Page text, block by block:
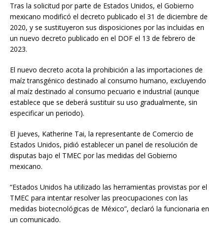
Tras la solicitud por parte de Estados Unidos, el Gobierno
mexicano modificó el decreto publicado el 31 de diciembre de
2020, y se sustituyeron sus disposiciones por las incluidas en
un nuevo decreto publicado en el DOF el 13 de febrero de
2023.
El nuevo decreto acota la prohibición a las importaciones de
maíz transgénico destinado al consumo humano, excluyendo
al maíz destinado al consumo pecuario e industrial (aunque
establece que se deberá sustituir su uso gradualmente, sin
especificar un periodo).
El jueves, Katherine Tai, la representante de Comercio de
Estados Unidos, pidió establecer un panel de resolución de
disputas bajo el TMEC por las medidas del Gobierno
mexicano.
“Estados Unidos ha utilizado las herramientas provistas por el
TMEC para intentar resolver las preocupaciones con las
medidas biotecnológicas de México”, declaró la funcionaria en
un comunicado.